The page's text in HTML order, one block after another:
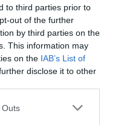
to third parties prior to
out of the further
by third parties on the
This information may
on the IAB’s List of
disclose it to other
Outs
βρέθηκαν και στο
περί τα 1850,
καθοδηγούμενος
εισβάλλει στο σπίτι
η Βρετανία είχε